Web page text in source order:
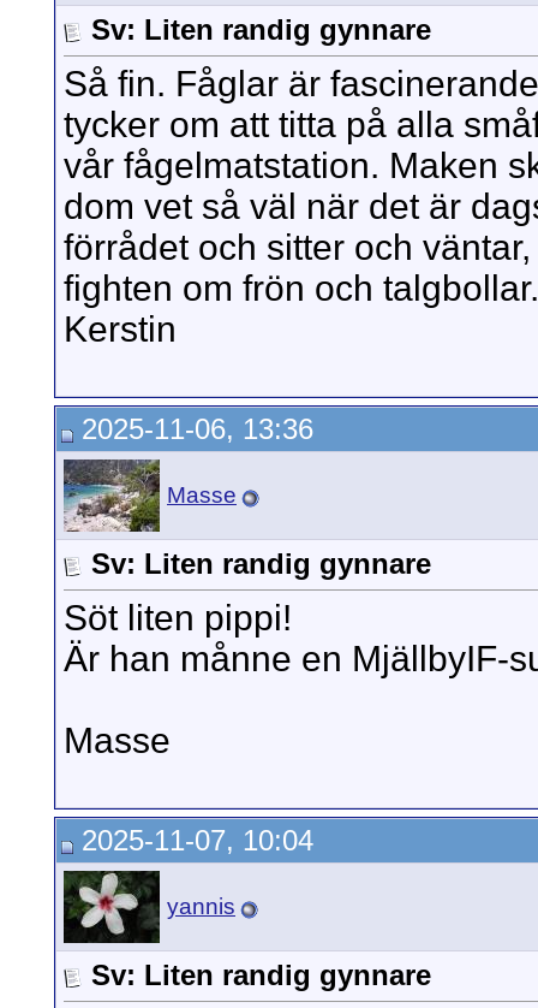
Sv: Liten randig gynnare
Så fin. Fåglar är
tycker om att titta på alla
vår fågelmatstation. Maken
dom vet så väl när det är
förrådet och sitter och
fighten om frön och
Kerstin
2025-11-06, 13:36
Masse
Sv: Liten randig gynnare
Söt liten pippi!
Är han månne en MjällbyIF-
Masse
2025-11-07, 10:04
yannis
Sv: Liten randig gynnare